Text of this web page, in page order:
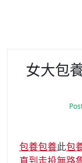
女大包
包養包養此包
直到走投無路